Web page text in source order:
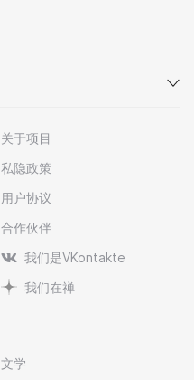
关于项目
私隐政策
用户协议
合作伙伴
我们是VKontakte
我们在禅
文学